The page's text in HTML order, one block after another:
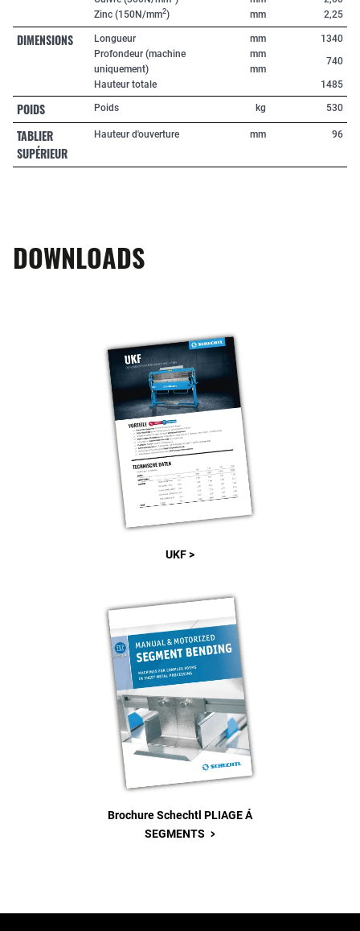
Zinc (150N/mm2)
mm
2,25
DIMENSIONS
Longueur
Profondeur (machine
uniquement)
Hauteur totale
mm
mm
mm
1340
740
1485
POIDS Poids kg 530
TABLIER
SUPÉRIEUR
Hauteur d'ouverture mm 96
DOWNLOADS
UKF >
Brochure Schechtl PLIAGE Á
SEGMENTS >